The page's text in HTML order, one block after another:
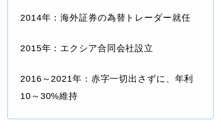
2014年：海外証券の為替トレーダー就任
2015年：エクシア合同会社設立
2016～2021年：赤字一切出さずに、年利
10～30%維持